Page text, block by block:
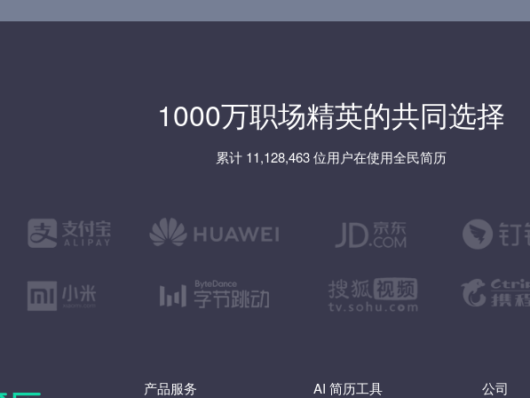
1000万职场精英的共同选择
累计 11,128,463 位用户在使用全民简历
产品服务 AI 简历工具 公司